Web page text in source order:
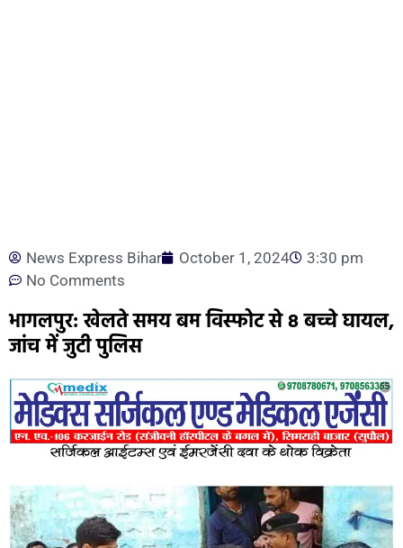
News Express Bihar October 1, 2024
3:30 pm
No Comments
भागलपुर: खेलते समय बम विस्फोट से 8 बच्चे घायल,
जांच में जुटी पुलिस